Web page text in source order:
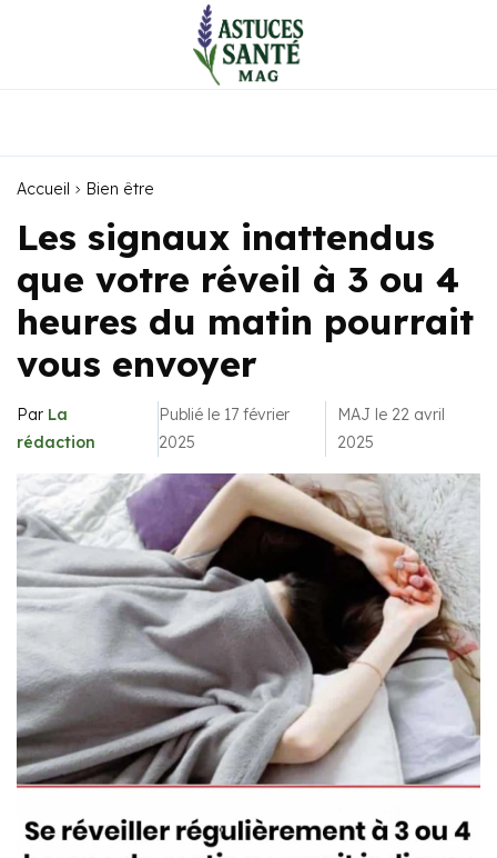
Accueil Bien être
Les signaux inattendus
que votre réveil à 3 ou 4
heures du matin pourrait
vous envoyer
Par La
rédaction
Publié le 17 février
2025
MAJ le 22 avril
2025